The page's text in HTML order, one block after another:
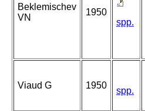
Beklemischev
VN
1950
spp.
Viaud G 1950
spp.